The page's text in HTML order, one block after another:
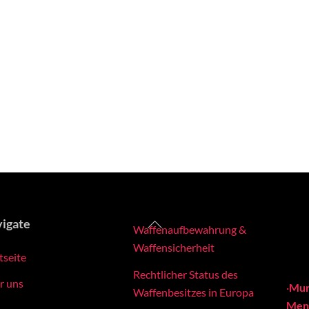
Back
uns
Waffenaufbewahrung &
Waffensicherheit
Rechtlicher Status des
Waffenbesitzes in Europa
·